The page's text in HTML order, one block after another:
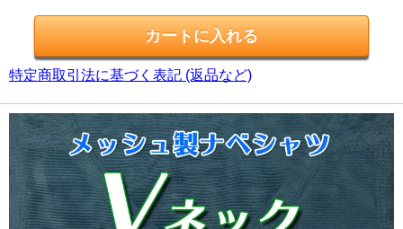
特定商取引法に基づく表記 (返品など)